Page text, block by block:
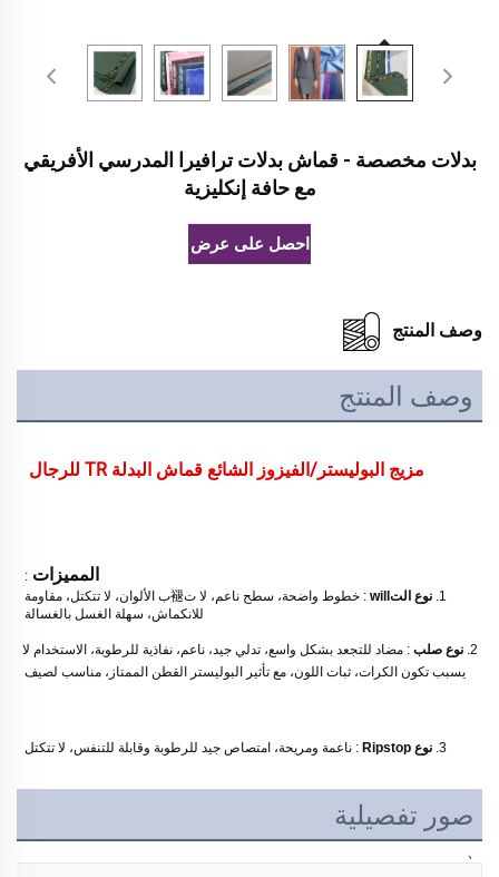
بدلات مخصصة - قماش بدلات ترافيرا المدرسي الأفريقي
مع حافة إنكليزية
احصل على عرض أسعار
وصف المنتج
وصف المنتج
مزيج البوليستر/الفيزوز الشائع قماش البدلة TR للرجال
المميزات :
1. نوع التwill
للانكماش، سهلة الغسل بالغسالة
2. نوع صلب
يسبب تكون الكرات، ثبات اللون، مع تأثير البوليستر القطن الممتاز، مناسب لصيف
3. نوع Ripstop : ناعمة ومريحة، امتصاص جيد للرطوبة وقابلة للتنفس، لا تتكتل
صور تفصيلية